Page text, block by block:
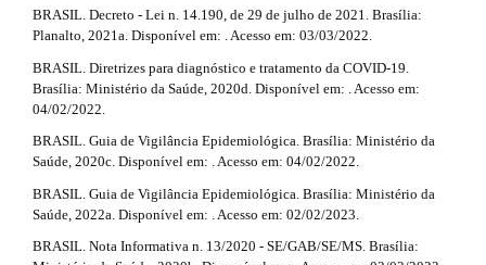
d
e
t
a
i
l
s
BRASIL. Decreto - Lei n. 14.190, de 29 de julho de 2021. Brasília:
Planalto, 2021a. Disponível em: . Acesso em: 03/03/2022.
BRASIL. Diretrizes para diagnóstico e tratamento da COVID-19.
Brasília: Ministério da Saúde, 2020d. Disponível em: . Acesso em:
04/02/2022.
BRASIL. Guia de Vigilância Epidemiológica. Brasília: Ministério da
Saúde, 2020c. Disponível em: . Acesso em: 04/02/2022.
BRASIL. Guia de Vigilância Epidemiológica. Brasília: Ministério da
Saúde, 2022a. Disponível em: . Acesso em: 02/02/2023.
BRASIL. Nota Informativa n. 13/2020 - SE/GAB/SE/MS. Brasília: